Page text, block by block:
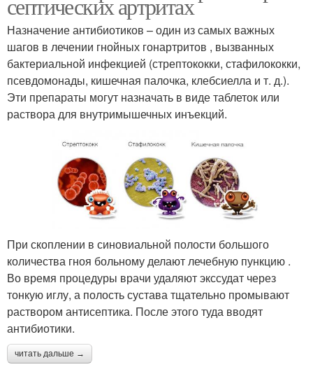
септических артритах
Назначение антибиотиков – один из самых важных
шагов в лечении гнойных гонартритов , вызванных
бактериальной инфекцией (стрептококки, стафилококки,
псевдомонады, кишечная палочка, клебсиелла и т. д.).
Эти препараты могут назначать в виде таблеток или
раствора для внутримышечных инъекций.
При скоплении в синовиальной полости большого
количества гноя больному делают лечебную пункцию .
Во время процедуры врачи удаляют экссудат через
тонкую иглу, а полость сустава тщательно промывают
раствором антисептика. После этого туда вводят
антибиотики.
читать дальше →